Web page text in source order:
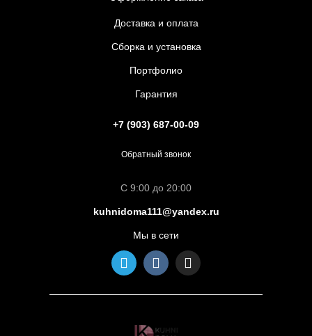
Доставка и оплата
Сборка и установка
Портфолио
Гарантия
+7 (903) 687-00-09
Обратный звонок
С 9:00 до 20:00
kuhnidoma111@yandex.ru
Мы в сети